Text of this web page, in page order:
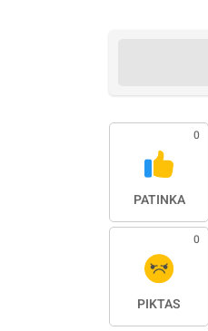
0
PATINKA
0
PIKTAS